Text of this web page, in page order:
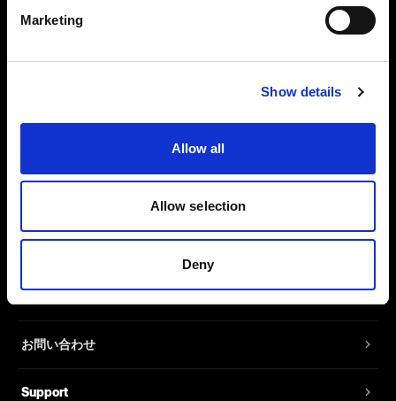
Marketing
Show details
Allow all
Allow selection
Deny
ProfotoRAW は業界標準のデジタルネガ
真編集アプリで編集ができます。
ProfotoRAW ファイルは JPEG ファイル
の 5 ～ 8 倍の大きさです。写真にはより
多くのディテールが描写されます。
お問い合わせ
Support